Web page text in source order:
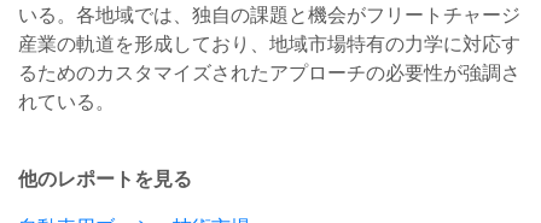
いる。各地域では、独自の課題と機会がフリートチャージ
産業の軌道を形成しており、地域市場特有の力学に対応す
るためのカスタマイズされたアプローチの必要性が強調さ
れている。
他のレポートを見る